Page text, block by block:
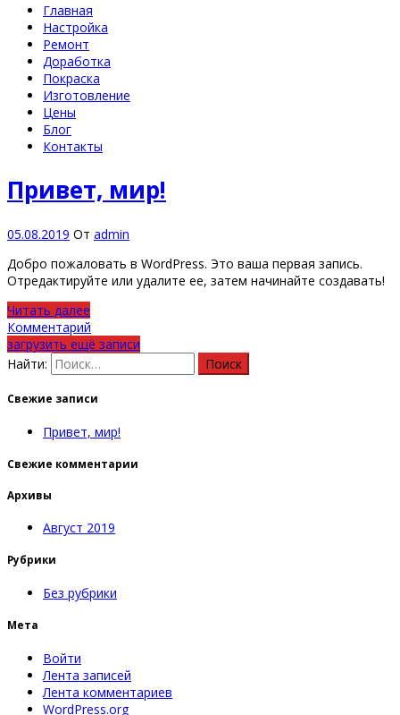
Главная
Настройка
Ремонт
Доработка
Покраска
Изготовление
Цены
Блог
Контакты
Привет, мир!
05.08.2019 От admin
Добро пожаловать в WordPress. Это ваша первая запись.
Отредактируйте или удалите ее, затем начинайте создавать!
Читать далее
Комментарий
загрузить ещё записи
Найти:
Свежие записи
Привет, мир!
Свежие комментарии
Архивы
Август 2019
Рубрики
Без рубрики
Мета
Войти
Лента записей
Лента комментариев
WordPress.org